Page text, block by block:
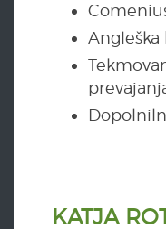
Angleška
KATJA